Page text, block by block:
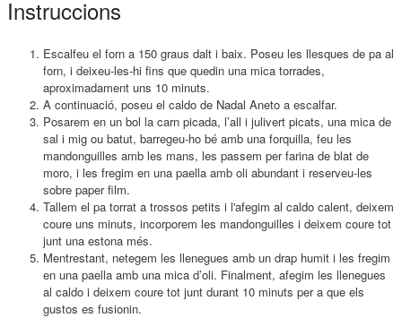
Instruccions
Escalfeu el forn a 150 graus dalt i baix. Poseu les llesques de pa al
forn, i deixeu-les-hi fins que quedin una mica torrades,
aproximadament uns 10 minuts.
A continuació, poseu el caldo de Nadal Aneto a escalfar.
Posarem en un bol la carn picada, l’all i julivert picats, una mica de
sal i mig ou batut, barregeu-ho bé amb una forquilla, feu les
mandonguilles amb les mans, les passem per farina de blat de
moro, i les fregim en una paella amb oli abundant i reserveu-les
sobre paper film.
Tallem el pa torrat a trossos petits i l'afegim al caldo calent, deixem
coure uns minuts, incorporem les mandonguilles i deixem coure tot
junt una estona més.
Mentrestant, netegem les llenegues amb un drap humit i les fregim
en una paella amb una mica d’oli. Finalment, afegim les llenegues
al caldo i deixem coure tot junt durant 10 minuts per a que els
gustos es fusionin.